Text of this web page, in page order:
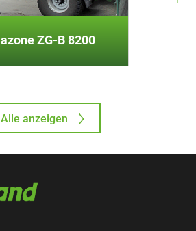
ZG-B 8200
Alle anzeigen